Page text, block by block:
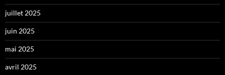
juillet 2025
juin 2025
mai 2025
avril 2025